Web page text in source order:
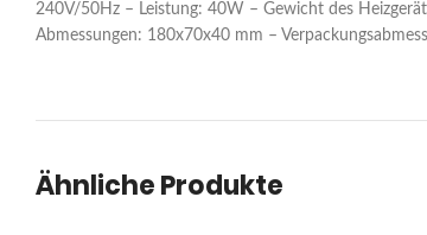
240V/50Hz – Leistung: 40W – Gewicht des
Abmessungen: 180x70x40 mm –
Ähnliche Produkte